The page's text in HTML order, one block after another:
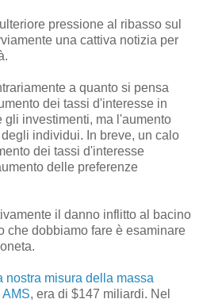
pressione al ribasso sul
una cattiva notizia per
a quanto si pensa
dei tassi d'interesse in
investimenti, ma l'aumento
individui. In breve, un calo
dei tassi d'interesse
delle preferenze
il danno inflitto al bacino
che dobbiamo fare è esaminare
nostra misura della massa
, era di $147 miliardi. Nel